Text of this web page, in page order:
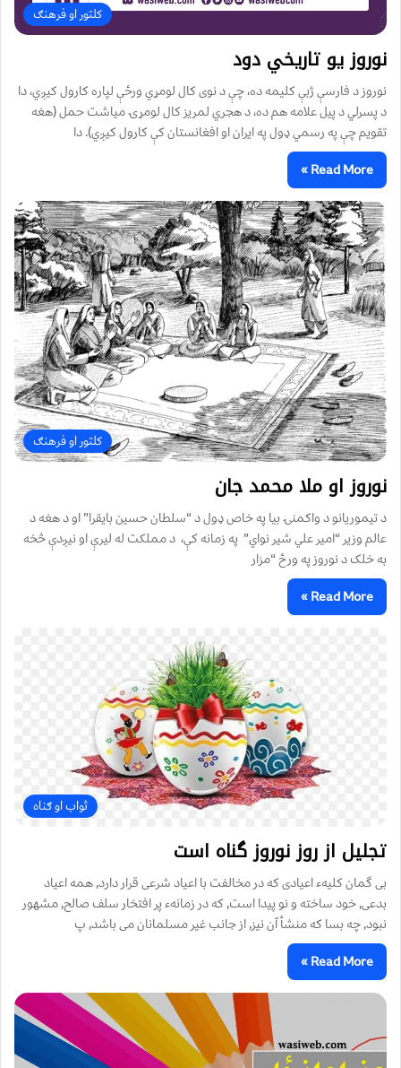
کلتور او فرهنګ
نوروز یو تاریخي دود
نوروز د فارسې ژبې کلیمه ده، چې د نوی کال لومړي ورځې لپاره کارول کیږي، دا
د پسرلي د پیل علامه هم ده، د هجري لمریز کال لومړۍ میاشت حمل (هغه
تقویم چې په رسمي ډول په ایران او افغانستان کې کارول کیږي). دا
Read More »
کلتور او فرهنګ
نوروز او ملا محمد جان
د تیموریانو د واکمنۍ بیا په خاص ډول د “سلطان حسین بايقرا” او د هغه د
عالم وزیر “امیر علي شیر نواي” په زمانه کې، د مملکت له لیرې او نيږدې څخه
به خلک د نوروز په ورځ “مزار
Read More »
ثواب او ګناه
تجليل از روز نوروز گناه است
بى گمان كليهء اعيادى كه در مخالفت با اعياد شرعى قرار دارد, همه اعياد
بدعى, خود ساخته و نو پيدا است, كه در زمانهء پر افتخار سلف صالح, مشهور
نبود, چه بسا كه منشأ اّن نيز, از جانب غير مسلمانان مى باشد, پ
Read More »